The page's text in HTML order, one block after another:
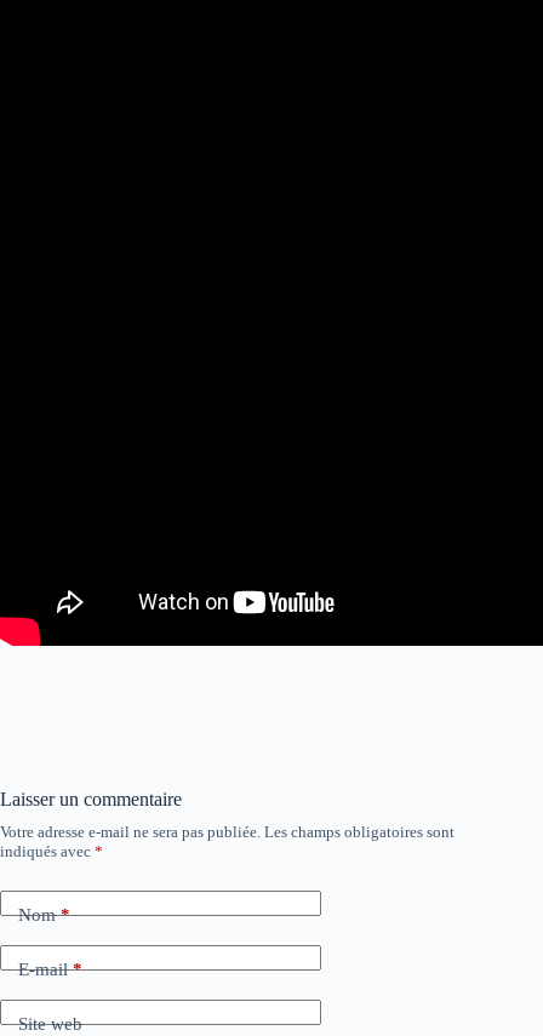
Laisser un commentaire
Votre adresse e-mail ne sera pas publiée. Les champs obligatoires sont
indiqués avec *
Nom*
E-mail*
Site web